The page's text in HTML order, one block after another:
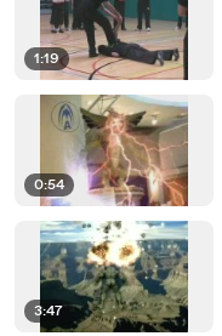
1:19
0:54
3:47